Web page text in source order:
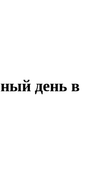
день в